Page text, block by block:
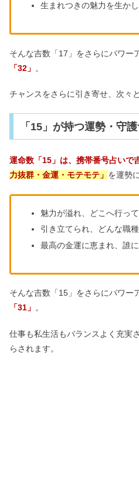
生まれつきの魅力を生か
そんな吉数「17」をさらにパワー
「32」 。
チャンスをさらに引き寄せ、次々
「15」が持つ運勢・守
運命数「15」は、携帯番号占いで
力抜群・金運・モテモテ」 を運勢
魅力が溢れ、どこへ行っ
引き立てられ、どんな職
最高の金運に恵まれ、誰
そんな吉数「15」をさらにパワー
「31」 。
仕事も私生活もバランスよく充実
らされます。